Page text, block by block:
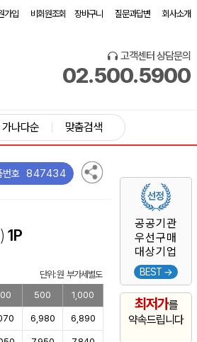
가입 비회원조회 장바구니 질문과답변 회사소개
고객센터 상담문의
02.500.5900
공공기관
우선구매
대상기업
BEST →
최저가를
약속드립니다
가나다순 맞춤검색
번호 847434
1P
단위: 원 부가세별도
500 1,000
6,980 6,890